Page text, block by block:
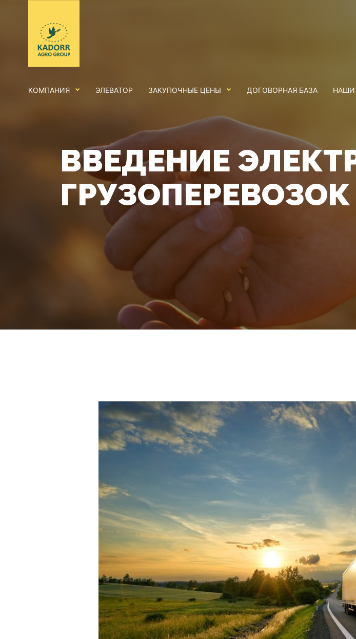
КОМПАНИЯ ЭЛЕВАТОР ЗАКУПОЧНЫЕ ЦЕНЫ ДОГОВОРНАЯ БАЗА НАШИ
ВВЕДЕНИЕ
ГРУЗОПЕРЕВОЗОК